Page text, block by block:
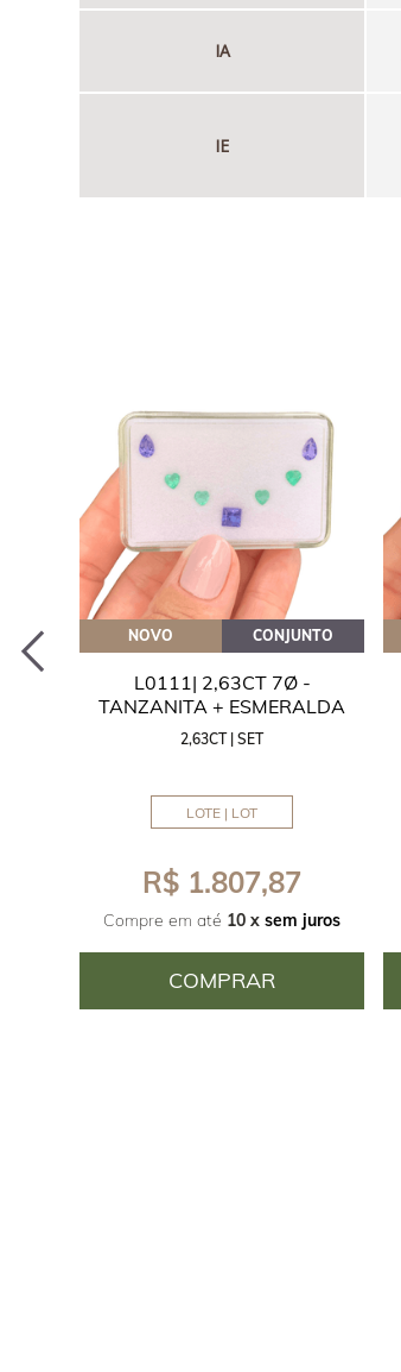
IA
IE
NOVO CONJUNTO
L0111| 2,63CT 7Ø -
TANZANITA + ESMERALDA
2,63CT | SET
LOTE | LOT
R$ 1.807,87
Compre em até 10 x sem juros
COMPRAR